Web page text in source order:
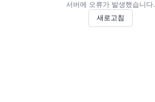
서버에 오류가 발생했습니다.
새로고침